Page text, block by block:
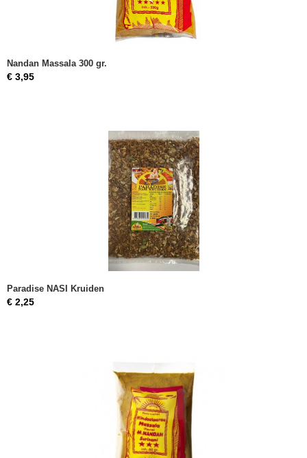
Nandan Massala 300 gr.
€ 3,95
Paradise NASI Kruiden
€ 2,25